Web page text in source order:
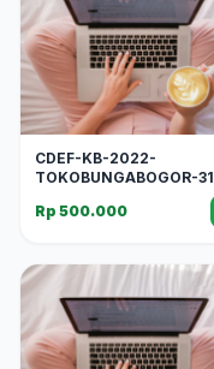
CDEF-KB-2022-
TOKOBUNGABOGOR-31
Rp 500.000